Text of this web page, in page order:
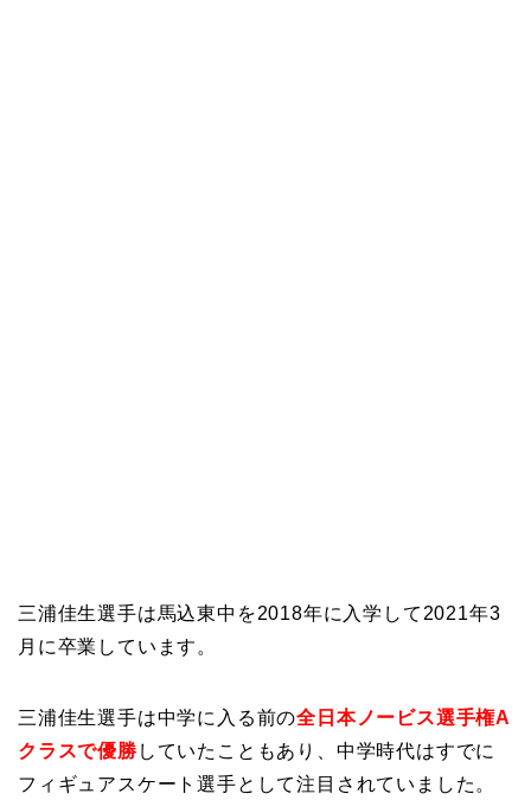
三浦佳生選手は馬込東中を2018年に入学して2021年3
月に卒業しています。
三浦佳生選手は中学に入る前の全日本ノービス選手権A
クラスで優勝 していたこともあり、中学時代はすでに
フィギュアスケート選手として注目されていました。